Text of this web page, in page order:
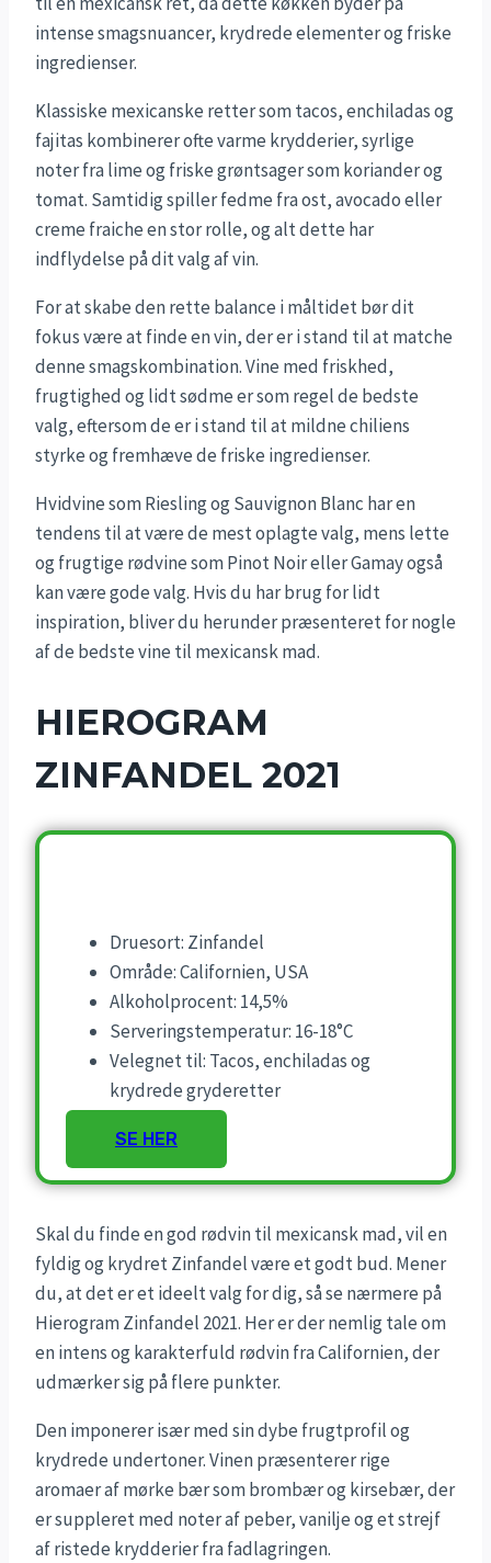
intense smagsnuancer, krydrede elementer og friske
ingredienser.
Klassiske mexicanske retter som tacos, enchiladas og
fajitas kombinerer ofte varme krydderier, syrlige
noter fra lime og friske grøntsager som koriander og
tomat. Samtidig spiller fedme fra ost, avocado eller
creme fraiche en stor rolle, og alt dette har
indflydelse på dit valg af vin.
For at skabe den rette balance i måltidet bør dit
fokus være at finde en vin, der er i stand til at matche
denne smagskombination. Vine med friskhed,
frugtighed og lidt sødme er som regel de bedste
valg, eftersom de er i stand til at mildne chiliens
styrke og fremhæve de friske ingredienser.
Hvidvine som Riesling og Sauvignon Blanc har en
tendens til at være de mest oplagte valg, mens lette
og frugtige rødvine som Pinot Noir eller Gamay også
kan være gode valg. Hvis du har brug for lidt
inspiration, bliver du herunder præsenteret for nogle
af de bedste vine til mexicansk mad.
HIEROGRAM
ZINFANDEL 2021
Druesort: Zinfandel
Område: Californien, USA
Alkoholprocent: 14,5%
Serveringstemperatur: 16-18°C
Velegnet til: Tacos, enchiladas og
krydrede gryderetter
SE HER
Skal du finde en god rødvin til mexicansk mad, vil en
fyldig og krydret Zinfandel være et godt bud. Mener
du, at det er et ideelt valg for dig, så se nærmere på
Hierogram Zinfandel 2021. Her er der nemlig tale om
en intens og karakterfuld rødvin fra Californien, der
udmærker sig på flere punkter.
Den imponerer især med sin dybe frugtprofil og
krydrede undertoner. Vinen præsenterer rige
aromaer af mørke bær som brombær og kirsebær, der
er suppleret med noter af peber, vanilje og et strejf
af ristede krydderier fra fadlagringen.